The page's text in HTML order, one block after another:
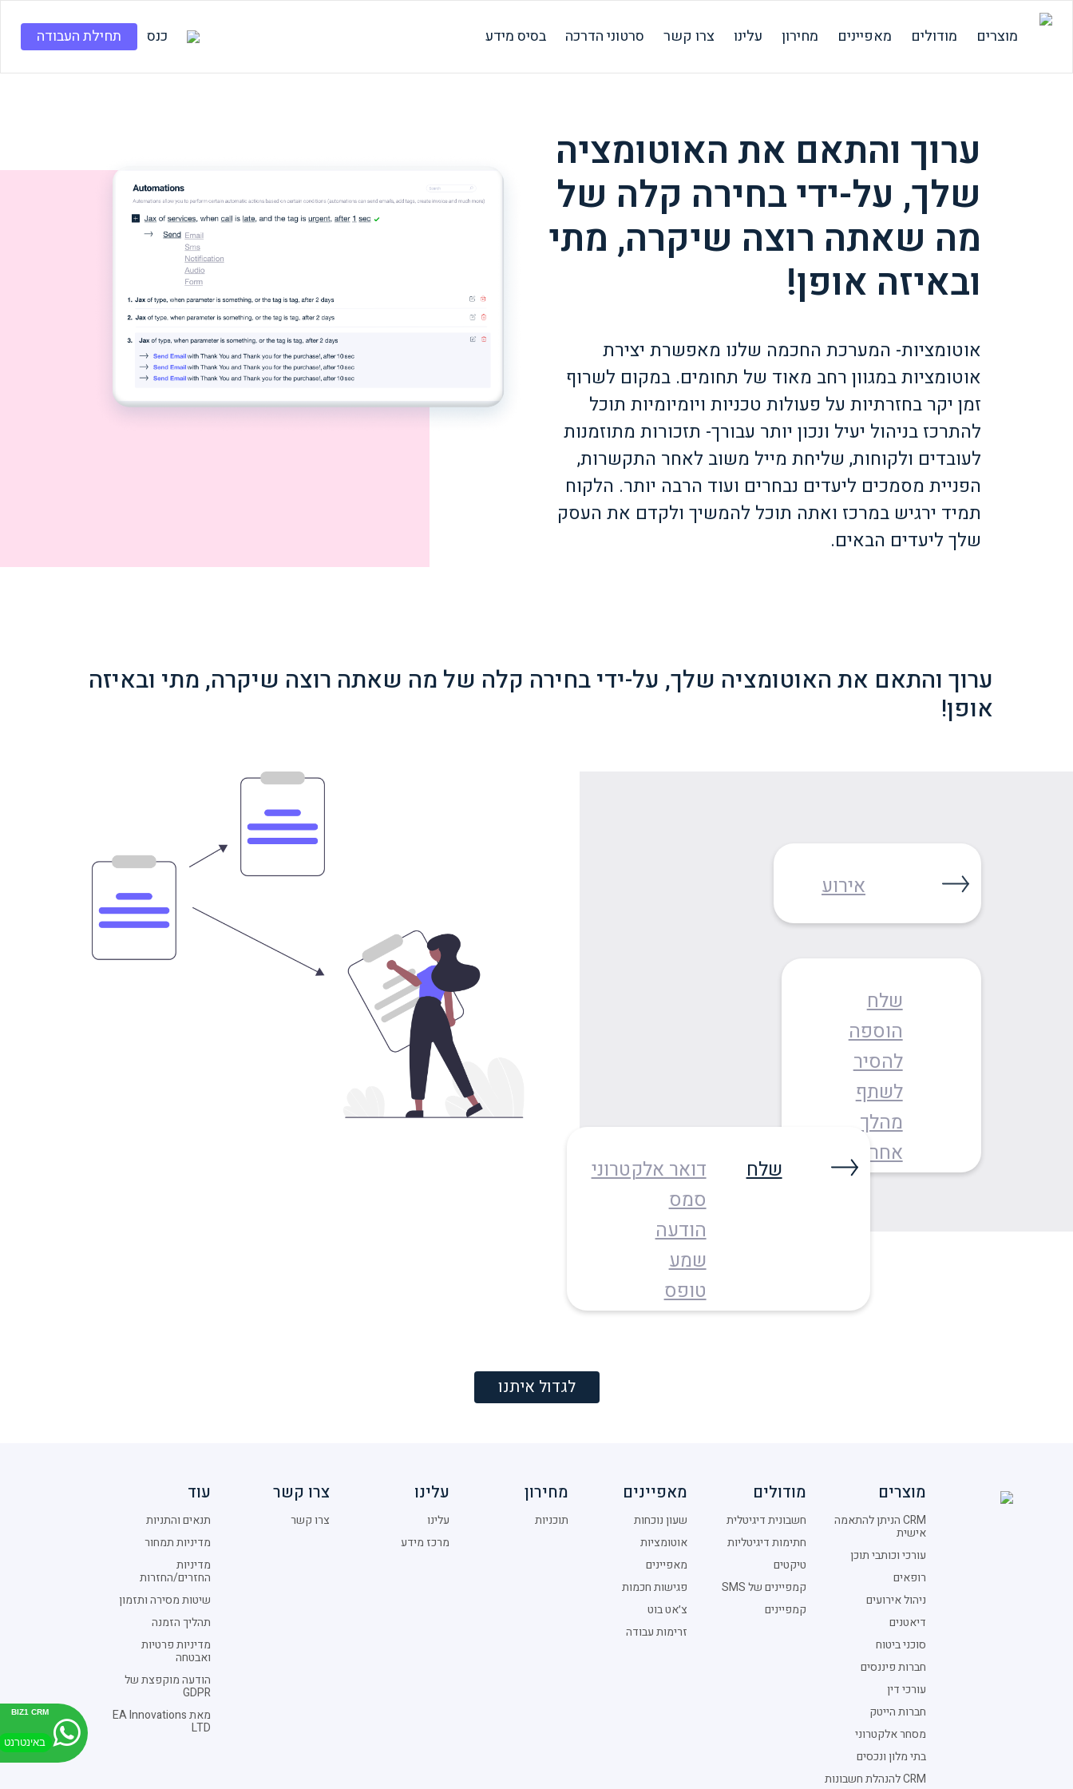
מוצרים מודולים מאפיינים מחירון עלינו צרו קשר סרטוני הדרכה בסיס מידע כנס תחילת העבודה
ערוך והתאם את האוטומציה
שלך, על-ידי בחירה קלה של
מה שאתה רוצה שיקרה, מתי
ובאיזה אופן!
אוטומציות- המערכת החכמה שלנו מאפשרת יצירת
אוטומציות במגוון רחב מאוד של תחומים. במקום לשרוף
זמן יקר בחזרתיות על פעולות טכניות ויומיומיות תוכל
להתרכז בניהול יעיל ונכון יותר עבורך- תזכורות מתוזמנות
לעובדים ולקוחות, שליחת מייל משוב לאחר התקשרות,
הפניית מסמכים ליעדים נבחרים ועוד הרבה יותר. הלקוח
תמיד ירגיש במרכז ואתה תוכל להמשיך ולקדם את העסק
שלך ליעדים הבאים.
ערוך והתאם את האוטומציה שלך, על-ידי בחירה קלה של מה שאתה רוצה שיקרה, מתי ובאיזה
אופן!
אירוע
שלח
הוספה
להסיר
לשתף
מהלך
אחר
שלח
דואר אלקטרוני
סמס
הודעה
שמע
טופס
לגדול איתנו
מוצרים
CRM הניתן להתאמה
אישית
עורכי וכותבי תוכן
רופאים
ניהול אירועים
דיאטנים
סוכני ביטוח
חברות פיננסים
עורכי דין
חברות הייטק
מסחר אלקטרוני
בתי מלון ונכסים
CRM להנהלת חשבונות
מודולים
חשבונית דיגיטלית
חתימות דיגיטליות
טיקטים
קמפיינים של SMS
קמפיינים
מאפיינים
שעון נוכחות
אוטומציות
מאפיינים
פגישות חכמות
צ׳אט בוט
זרימות עבודה
מחירון
תוכניות
עלינו
עלינו
מרכז מידע
צרו קשר
צרו קשר
עוד
תנאים והתניות
מדיניות תמחור
מדיניות
החזרים/החזרות
שיטות מסירה ותזמון
תהליך הזמנה
מדיניות פרטיות
ואבטחה
הודעה מוקפצת של
GDPR
מאת EA Innovations
LTD
BIZ1 CRM
באינטרנט